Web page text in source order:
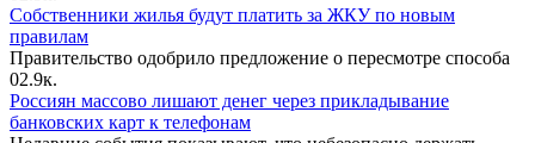
Собственники жилья будут платить за ЖКУ по новым
правилам
Правительство одобрило предложение о пересмотре способа
02.9к.
Россиян массово лишают денег через прикладывание
банковских карт к телефонам